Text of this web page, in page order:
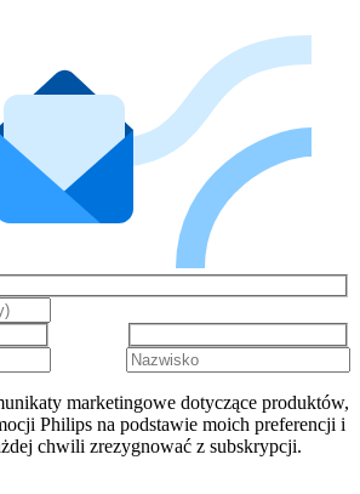
marketingowe dotyczące produktów,
Philips na podstawie moich preferencji i
chwili zrezygnować z subskrypcji.